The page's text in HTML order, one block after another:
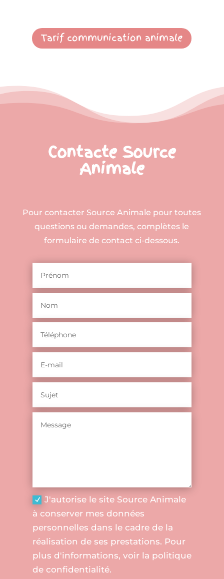
Tarif communication animale
Contacte Source
Animale
Pour contacter Source Animale pour toutes
questions ou demandes, complètes le
formulaire de contact ci-dessous.
J'autorise le site Source Animale
à conserver mes données
personnelles dans le cadre de la
réalisation de ses prestations. Pour
plus d'informations, voir la politique
de confidentialité.